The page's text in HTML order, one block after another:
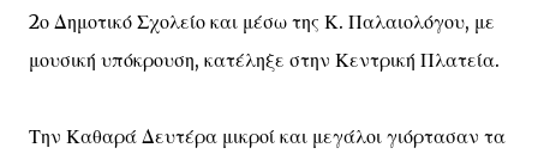
2ο Δημοτικό Σχολείο και μέσω της Κ. Παλαιολόγου, με
μουσική υπόκρουση, κατέληξε στην Κεντρική Πλατεία.
Την Καθαρά Δευτέρα μικροί και μεγάλοι γιόρτασαν τα